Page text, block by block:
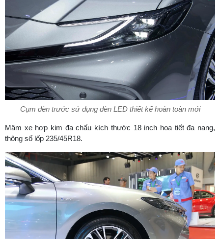
Cụm đèn trước sử dụng đèn LED thiết kế hoàn toàn mới
Mâm xe hợp kim đa chấu kích thước 18 inch họa tiết đa nang,
thông số lốp 235/45R18.